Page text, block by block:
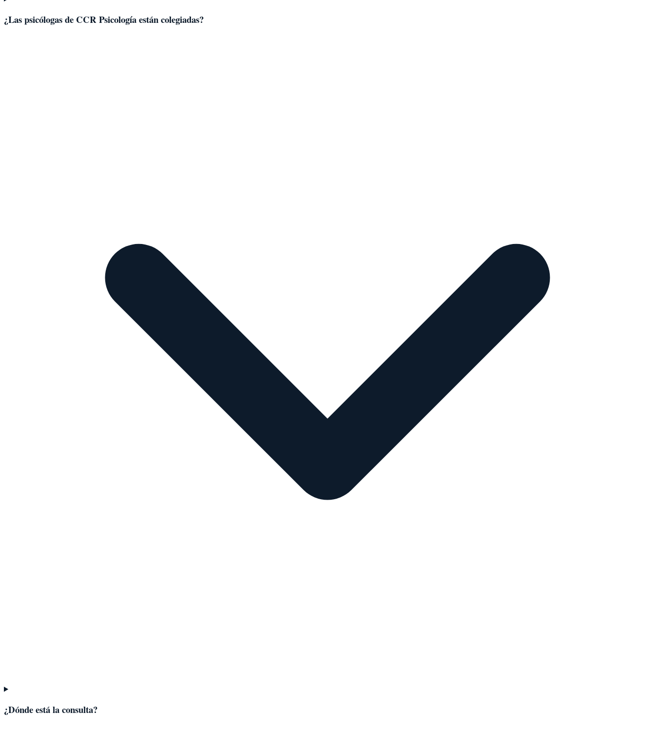
¿Las psicólogas de CCR Psicología están colegiadas?
¿Dónde está la consulta?